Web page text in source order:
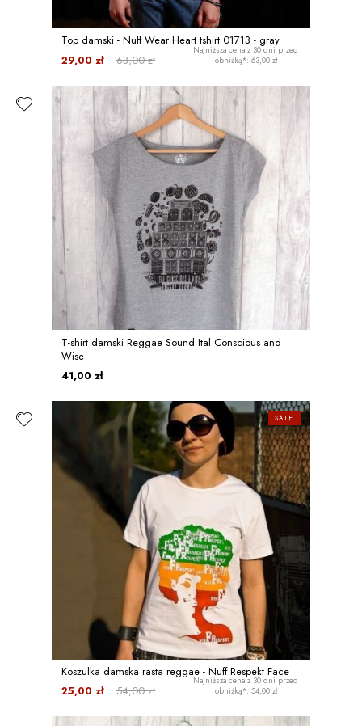
Top damski - Nuff Wear Heart tshirt 01713 - gray
63,00 zł
29,00 zł
Najniższa cena z 30 dni przed
obniżką*: 63,00 zł
T-shirt damski Reggae Sound Ital Conscious and
Wise
41,00 zł
Koszulka damska rasta reggae - Nuff Respekt Face
54,00 zł
25,00 zł
Najniższa cena z 30 dni przed
obniżką*: 54,00 zł
SALE